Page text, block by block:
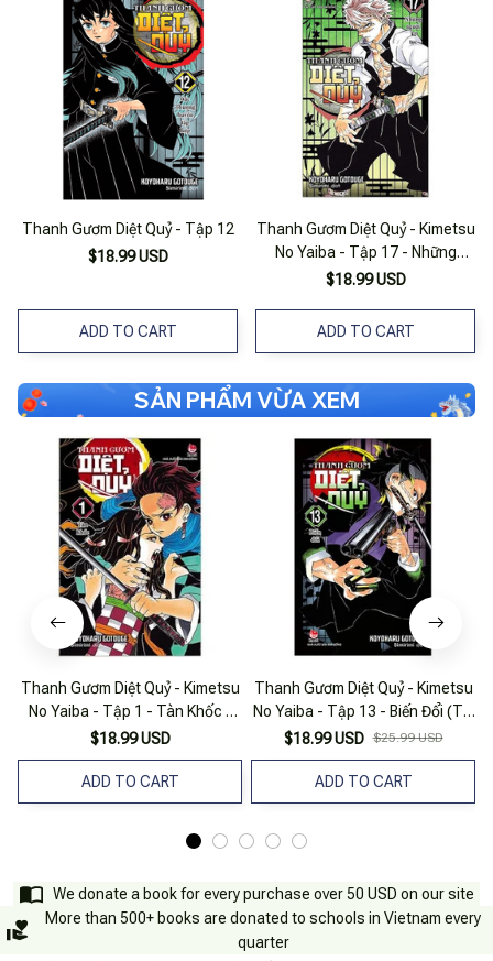
Thanh Gươm Diệt Quỷ - Tập 12
$18.99 USD
ADD TO CART
Thanh Gươm Diệt Quỷ - Kimetsu
No Yaiba - Tập 17 - Những
Người Kế Tục - Bìa Mềm
$18.99 USD
ADD TO CART
SẢN PHẨM VỪA XEM
Thanh Gươm Diệt Quỷ - Kimetsu
No Yaiba - Tập 1 - Tàn Khốc -
Tái Bản
$18.99 USD
ADD TO CART
Thanh Gươm Diệt Quỷ - Kimetsu
No Yaiba - Tập 13 - Biến Đổi (Tái
Bản 2025)
$18.99 USD $25.99 USD
ADD TO CART
We donate a book for every purchase over 50 USD on our site
More than 500+ books are donated to schools in Vietnam every
quarter